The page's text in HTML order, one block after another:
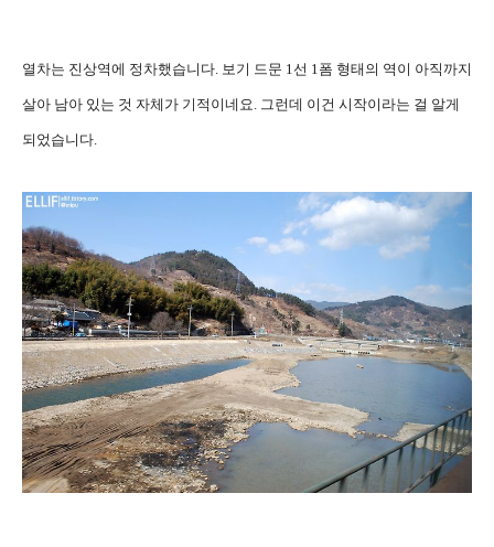
열차는 진상역에 정차했습니다. 보기 드문 1선 1폼 형태의 역이 아직까지
살아 남아 있는 것 자체가 기적이네요. 그런데 이건 시작이라는 걸 알게
되었습니다.